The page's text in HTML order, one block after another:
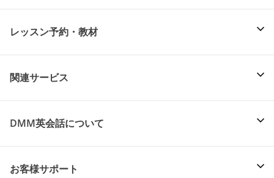
レッスン予約・教材
関連サービス
DMM英会話について
お客様サポート